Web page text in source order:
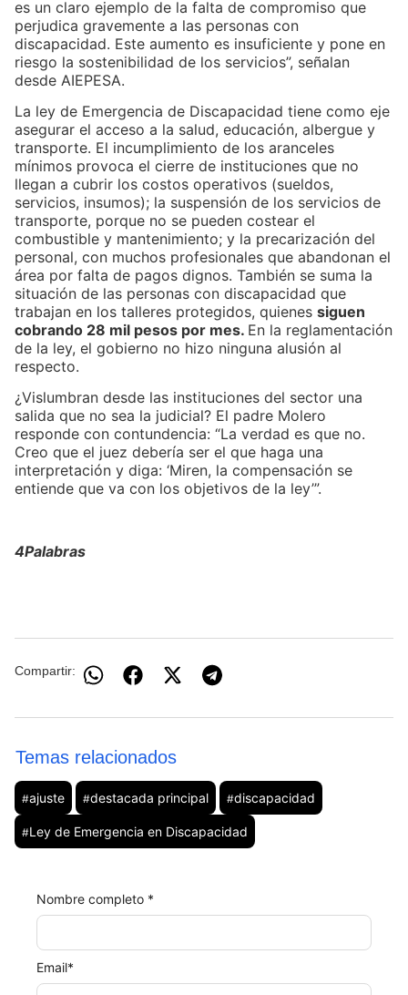
es un claro ejemplo de la falta de compromiso que
perjudica gravemente a las personas con
discapacidad. Este aumento es insuficiente y pone en
riesgo la sostenibilidad de los servicios”, señalan
desde AIEPESA.
La ley de Emergencia de Discapacidad tiene como eje
asegurar el acceso a la salud, educación, albergue y
transporte. El incumplimiento de los aranceles
mínimos provoca el cierre de instituciones que no
llegan a cubrir los costos operativos (sueldos,
servicios, insumos); la suspensión de los servicios de
transporte, porque no se pueden costear el
combustible y mantenimiento; y la precarización del
personal, con muchos profesionales que abandonan el
área por falta de pagos dignos. También se suma la
situación de las personas con discapacidad que
trabajan en los talleres protegidos, quienes siguen
cobrando 28 mil pesos por mes. En la reglamentación
de la ley, el gobierno no hizo ninguna alusión al
respecto.
¿Vislumbran desde las instituciones del sector una
salida que no sea la judicial? El padre Molero
responde con contundencia: “La verdad es que no.
Creo que el juez debería ser el que haga una
interpretación y diga: ‘Miren, la compensación se
entiende que va con los objetivos de la ley’”.
4Palabras
Compartir:
Temas relacionados
#ajuste #destacada principal #discapacidad
#Ley de Emergencia en Discapacidad
Nombre completo *
Email*